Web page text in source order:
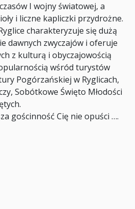
I wojny światowej, a
i liczne kapliczki przydrożne.
charakteryzuje się dużą
dawnych zwyczajów i oferuje
z kulturą i obyczajowością
wśród turystów
Pogórzańskiej w Ryglicach,
Sobótkowe Święto Młodości
gościnność Cię nie opuści ….